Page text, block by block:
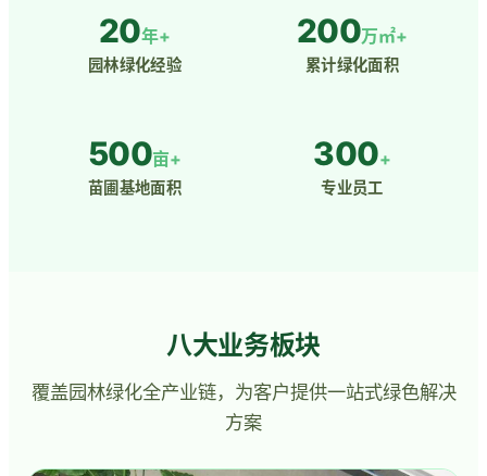
20年+
园林绿化经验
200万㎡+
累计绿化面积
500亩+
苗圃基地面积
300+
专业员工
八大业务板块
覆盖园林绿化全产业链，为客户提供一站式绿色解决
方案